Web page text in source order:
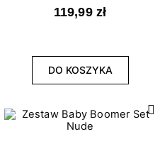
119,99 zł
DO KOSZYKA